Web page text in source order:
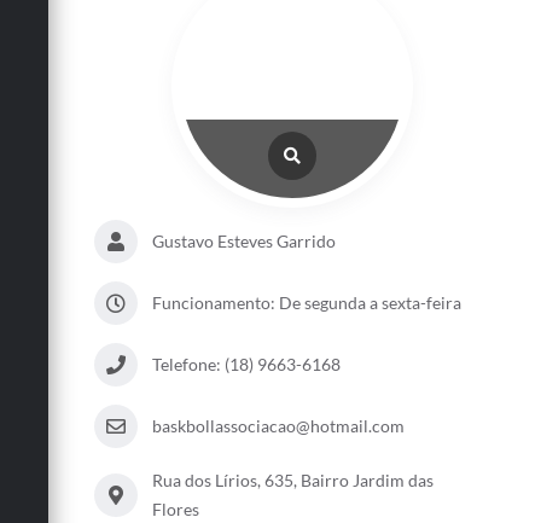
Gustavo Esteves Garrido
Funcionamento: De segunda a sexta-feira
Telefone: (18) 9663-6168
baskbollassociacao@hotmail.com
Rua dos Lírios, 635, Bairro Jardim das
Flores